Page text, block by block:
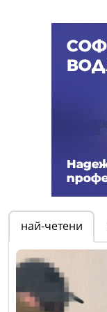
най-четени